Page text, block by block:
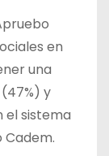
en
una
y
el sistema
Cadem.